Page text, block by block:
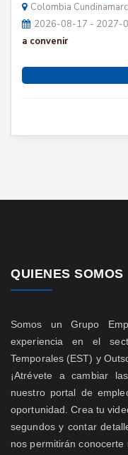
Colombia
2026-08-17 - 2027-
a convenir
QUIENES SOMOS
Somos un Grupo
experiencia en el
Temporales (EST) y
¡Atrévete a cambiar
nuestro portal de
oportunidad. Crea tu
segundos y contar
nos permitirán conocerte